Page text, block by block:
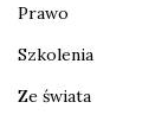
Prawo
Szkolenia
Ze świata